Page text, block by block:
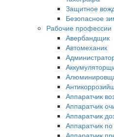
Защитное
Безопасное
Рабочие профессии
Авербандщик
Автомеханик
Аппаратчик
Аппаратчик
Аппаратчик
Аппаратчик по
Аппаратчик